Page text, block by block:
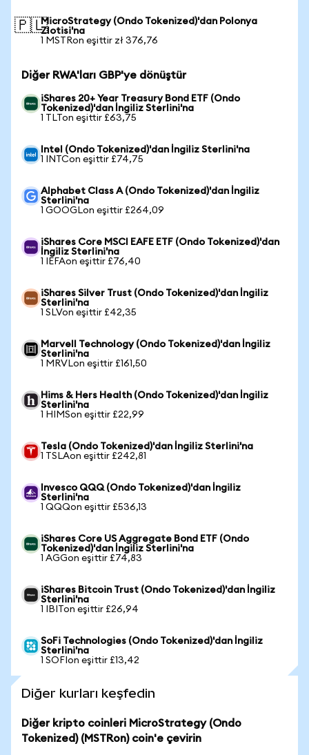
🇵🇱MicroStrategy (Ondo Tokenized)'dan Polonya
Zlotisi'na
1 MSTRon eşittir zł 376,76
Diğer RWA'ları GBP'ye dönüştür
iShares 20+ Year Treasury Bond ETF (Ondo
Tokenized)'dan İngiliz Sterlini'na
1 TLTon eşittir £63,75
Intel (Ondo Tokenized)'dan İngiliz Sterlini'na
1 INTCon eşittir £74,75
Alphabet Class A (Ondo Tokenized)'dan İngiliz
Sterlini'na
1 GOOGLon eşittir £264,09
iShares Core MSCI EAFE ETF (Ondo Tokenized)'dan
İngiliz Sterlini'na
1 IEFAon eşittir £76,40
iShares Silver Trust (Ondo Tokenized)'dan İngiliz
Sterlini'na
1 SLVon eşittir £42,35
Marvell Technology (Ondo Tokenized)'dan İngiliz
Sterlini'na
1 MRVLon eşittir £161,50
Hims & Hers Health (Ondo Tokenized)'dan İngiliz
Sterlini'na
1 HIMSon eşittir £22,99
Tesla (Ondo Tokenized)'dan İngiliz Sterlini'na
1 TSLAon eşittir £242,81
Invesco QQQ (Ondo Tokenized)'dan İngiliz
Sterlini'na
1 QQQon eşittir £536,13
iShares Core US Aggregate Bond ETF (Ondo
Tokenized)'dan İngiliz Sterlini'na
1 AGGon eşittir £74,83
iShares Bitcoin Trust (Ondo Tokenized)'dan İngiliz
Sterlini'na
1 IBITon eşittir £26,94
SoFi Technologies (Ondo Tokenized)'dan İngiliz
Sterlini'na
1 SOFIon eşittir £13,42
Diğer kurları keşfedin
Diğer kripto coinleri MicroStrategy (Ondo
Tokenized) (MSTRon) coin'e çevirin